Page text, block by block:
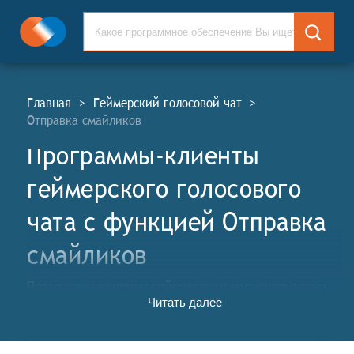
Главная > Геймерский голосовой чат >
Отправка смайликов
Программы-клиенты
геймерского голосового
чата c функцией Отправка
смайликов
Программы-клиенты геймерского голосового чата
(ИГЧ, англ. Gamer Voice Chat Client Programs, GVC)
игрокам общаться друг с другом по голосовому
Читать далее